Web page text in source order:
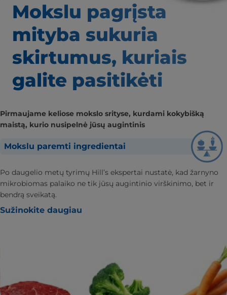
Mokslu pagrįsta
mityba sukuria
skirtumus, kuriais
galite pasitikėti
Pirmaujame keliose mokslo srityse, kurdami kokybišką
maistą, kurio nusipelnė jūsų augintinis
Mokslu paremti ingredientai
Po daugelio metų tyrimų Hill’s ekspertai nustatė, kad žarnyno
mikrobiomas palaiko ne tik jūsų augintinio virškinimo, bet ir
bendrą sveikatą.
Sužinokite daugiau